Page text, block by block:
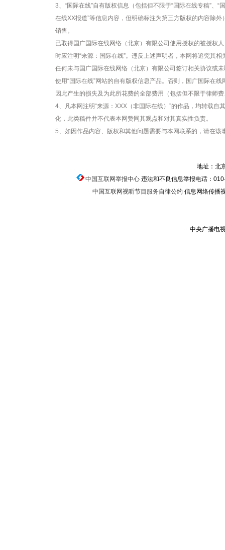
3、“国际在线”自有版权信息（包括但不限于“国际在线专稿”、“
在线XX报道”等信息内容，但明确标注为第三方版权的内容除
销售。
已取得国广国际在线网络（北京）有限公司使用授权的被授权
时应注明“来源：国际在线”。违反上述声明者，本网将追究其相
任何未与国广国际在线网络（北京）有限公司签订相关协议或
使用“国际在线”网站的自有版权信息产品。否则，国广国际在
因此产生的损失及为此所花费的全部费用（包括但不限于律师
4、凡本网注明“来源：XXX（非国际在线）”的作品，均转载自
化，此类稿件并不代表本网赞同其观点和对其真实性负责。
5、如因作品内容、版权和其他问题需要与本网联系的，请在该
地址：北
中国互联网举报中心违法和不良信息举报电话：
中国互联网视听节目服务自律公约 信息网络传播
中央广播电